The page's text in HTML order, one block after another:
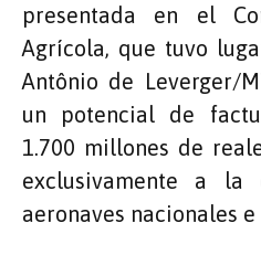
presentada en el
Agrícola, que tuvo
Antônio de Leverger/
un potencial de
1.700 millones de
exclusivamente a la
aeronaves nacionales